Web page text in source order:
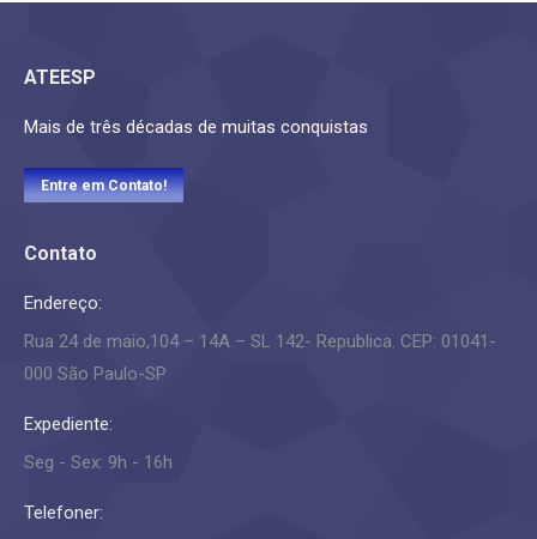
ATEESP
Mais de três décadas de muitas conquistas
Entre em Contato!
Contato
Endereço:
Rua 24 de maio,104 – 14A – SL 142- Republica. CEP: 01041-
000 São Paulo-SP
Expediente:
Seg - Sex: 9h - 16h
Telefoner: